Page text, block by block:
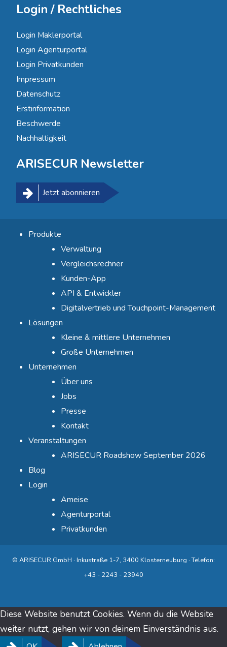
Login / Rechtliches
Login Maklerportal
Login Agenturportal
Login Privatkunden
Impressum
Datenschutz
Erstinformation
Beschwerde
Nachhaltigkeit
ARISECUR Newsletter
Jetzt abonnieren
Produkte
Verwaltung
Vergleichsrechner
Kunden-App
API & Entwickler
Digitalvertrieb und Touchpoint-Management
Lösungen
Kleine & mittlere Unternehmen
Große Unternehmen
Unternehmen
Über uns
Jobs
Presse
Kontakt
Veranstaltungen
ARISECUR Roadshow September 2026
Blog
Login
Ameise
Agenturportal
Privatkunden
© ARISECUR GmbH · Inkustraße 1-7, 3400 Klosterneuburg · Telefon:
+43 - 2243 - 23940
Diese Website benutzt Cookies. Wenn du die Website
weiter nutzt, gehen wir von deinem Einverständnis aus.